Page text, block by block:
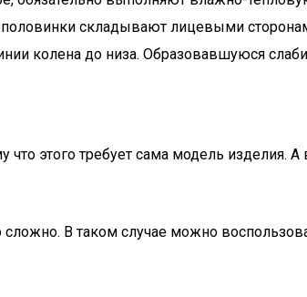
складывают лицевыми
колена до низа. Образовавшуюся
этого требует сама модель изделия.
В таком случае можно